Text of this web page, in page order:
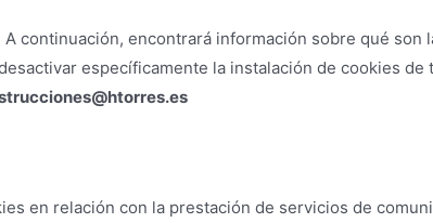
continuación, encontrará información sobre qué
específicamente la instalación de cookies
en relación con la prestación de servicios de